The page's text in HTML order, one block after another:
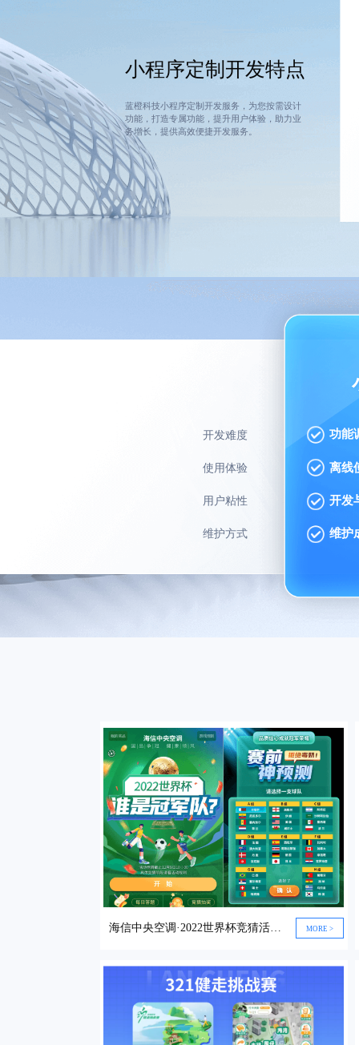
小程序定制开发特点
蓝橙科技小程序定制开发服务，为您按需设计
功能，打造专属功能，提升用户体验，助力业
务增长，提供高效便捷开发服务。
开发难度
使用体验
用户粘性
维护方式
功能
离线
开发
维护
海信中央空调·2022世界杯竞猜活动微信小程序 MORE >